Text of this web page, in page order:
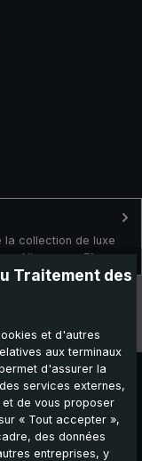
la collection de luxe
Allemagn… Plus
:
Traitement des
et d'autres
aux terminaux
d'assurer la
services externes,
de vous proposer
« Tout accepter »,
des données
entreprises, y